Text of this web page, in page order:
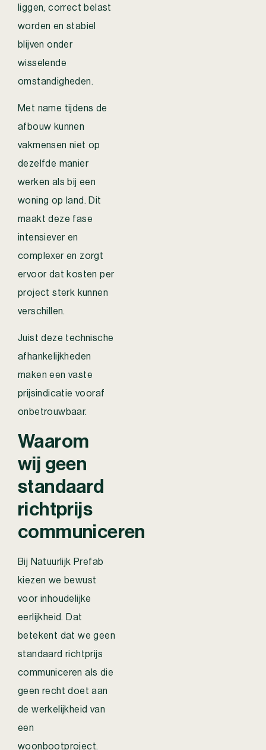
liggen, correct belast
worden en stabiel
blijven onder
wisselende
omstandigheden.
Met name tijdens de
afbouw kunnen
vakmensen niet op
dezelfde manier
werken als bij een
woning op land. Dit
maakt deze fase
intensiever en
complexer en zorgt
ervoor dat kosten per
project sterk kunnen
verschillen.
Juist deze technische
afhankelijkheden
maken een vaste
prijsindicatie vooraf
onbetrouwbaar.
Waarom
wij geen
standaard
richtprijs
communiceren
Bij Natuurlijk Prefab
kiezen we bewust
voor inhoudelijke
eerlijkheid. Dat
betekent dat we geen
standaard richtprijs
communiceren als die
geen recht doet aan
de werkelijkheid van
een
woonbootproject.